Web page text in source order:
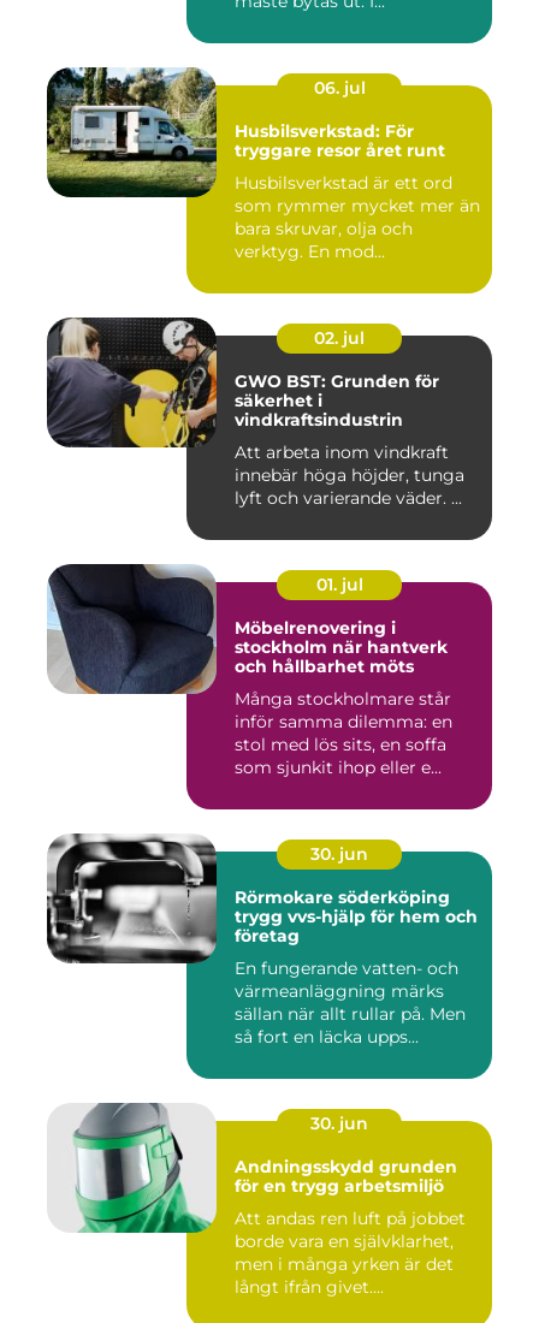
06. jul
Husbilsverkstad: För
tryggare resor året runt
Husbilsverkstad är ett ord
som rymmer mycket mer än
bara skruvar, olja och
verktyg. En mod...
02. jul
GWO BST: Grunden för
säkerhet i
vindkraftsindustrin
Att arbeta inom vindkraft
innebär höga höjder, tunga
lyft och varierande väder. ...
01. jul
Möbelrenovering i
stockholm när hantverk
och hållbarhet möts
Många stockholmare står
inför samma dilemma: en
stol med lös sits, en soffa
som sjunkit ihop eller e...
30. jun
Rörmokare söderköping
trygg vvs-hjälp för hem och
företag
En fungerande vatten- och
värmeanläggning märks
sällan när allt rullar på. Men
så fort en läcka upps...
30. jun
Andningsskydd grunden
för en trygg arbetsmiljö
Att andas ren luft på jobbet
borde vara en självklarhet,
men i många yrken är det
långt ifrån givet....